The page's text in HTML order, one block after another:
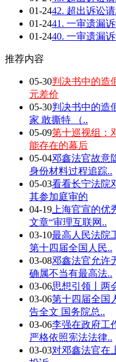
01-2442. 超出诉讼
01-2441. 一审遗漏
01-2440. 一审遗漏
推荐内容
05-30判决书中的
元差价
05-30判决书中的
家 敢撕特 （..
05-09第十巡视组：
能存在的幕后
05-04邓鑫法官故意
身份材料过程追踪..
05-03看看长宁法院
其参加庭审的
04-19 上海官宣的
文章“审理互联网..
03-10最高人民法院
第十四届全国人民..
03-08邓鑫法官允许
确属不当有最高法..
03-06思想引领丨两
03-06第十四届全国
告全文 国务院总..
03-06李强在政府工
严格依照宪法法律..
03-03对邓鑫法官在